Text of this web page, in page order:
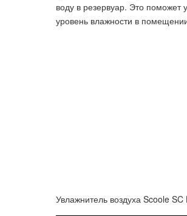
воду в резервуар. Это
уровень влажности в
Увлажнитель воздуха Scoole